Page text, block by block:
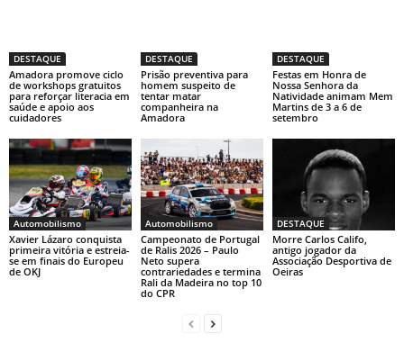
DESTAQUE
Amadora promove ciclo
de workshops gratuitos
para reforçar literacia em
saúde e apoio aos
cuidadores
DESTAQUE
Prisão preventiva para
homem suspeito de
tentar matar
companheira na
Amadora
DESTAQUE
Festas em Honra de
Nossa Senhora da
Natividade animam Mem
Martins de 3 a 6 de
setembro
Automobilismo
Xavier Lázaro conquista
primeira vitória e estreia-
se em finais do Europeu
de OKJ
Automobilismo
Campeonato de Portugal
de Ralis 2026 – Paulo
Neto supera
contrariedades e termina
Rali da Madeira no top 10
do CPR
DESTAQUE
Morre Carlos Califo,
antigo jogador da
Associação Desportiva de
Oeiras